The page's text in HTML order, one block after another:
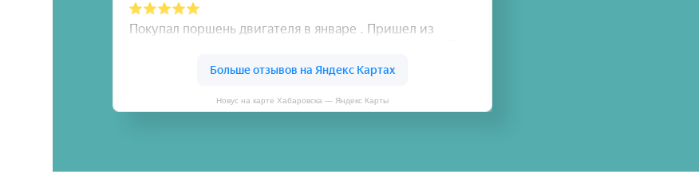
Новус на карте Хабаровска — Яндекс Карты